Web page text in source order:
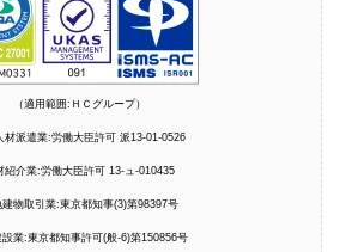
（適用範囲:ＨＣグループ）
材派遣業:労働大臣許可 派13-01-0526
紹介業:労働大臣許可 13-ュ-010435
建物取引業:東京都知事(3)第98397号
設業:東京都知事許可(般-6)第150856号